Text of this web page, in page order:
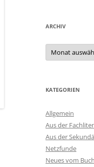
ARCHIV
Archiv
KATEGORIEN
Allgemein
Aus der
Aus der
Netzfunde
Neues vom Buch